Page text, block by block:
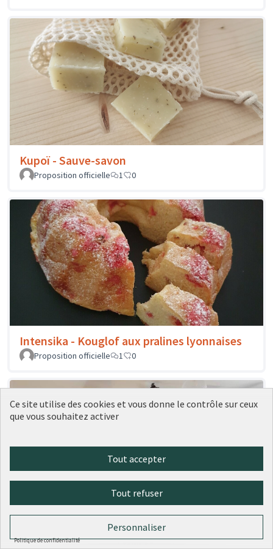
Kupoï - Sauve-savon
Proposition officielle 1 0
Intensika - Kouglof aux pralines lyonnaises
Proposition officielle 1 0
Hedonisme - Bibliothèque
Proposition officielle 0 0
Ce site utilise des cookies et vous donne le contrôle sur ceux
que vous souhaitez activer
Tout accepter
Tout refuser
Personnaliser
Politique de confidentialité